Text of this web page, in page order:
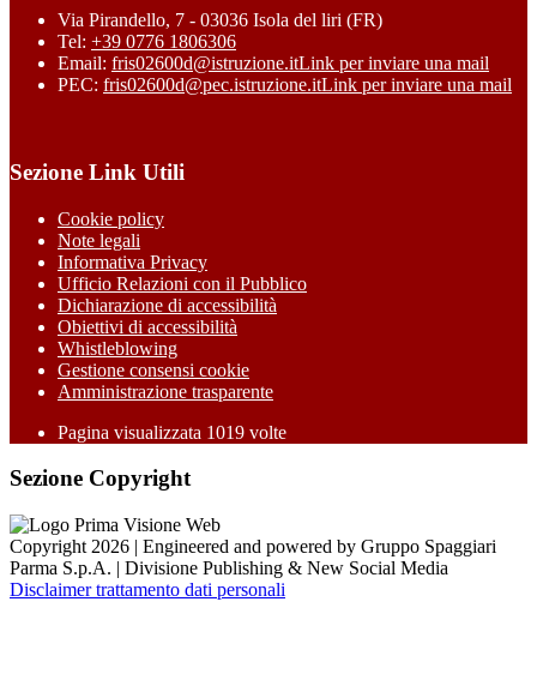
Via Pirandello, 7 - 03036 Isola del liri (FR)
Tel: +39 0776 1806306
Email: fris02600d@istruzione.itLink per inviare una mail
PEC: fris02600d@pec.istruzione.itLink per inviare una mail
Sezione Link Utili
Cookie policy
Note legali
Informativa Privacy
Ufficio Relazioni con il Pubblico
Dichiarazione di accessibilità
Obiettivi di accessibilità
Whistleblowing
Gestione consensi cookie
Amministrazione trasparente
Pagina visualizzata 1019 volte
Sezione Copyright
Copyright 2026 | Engineered and powered by Gruppo Spaggiari
Parma S.p.A. | Divisione Publishing & New Social Media
Disclaimer trattamento dati personali